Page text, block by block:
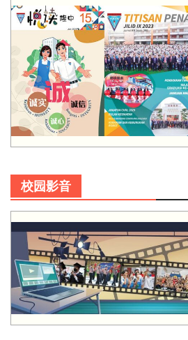
校园影音